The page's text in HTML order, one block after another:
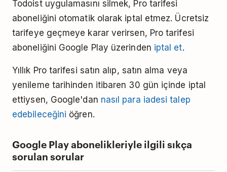
Todoist uygulamasını silmek, Pro tarifesi
aboneliğini otomatik olarak iptal etmez. Ücretsiz
tarifeye geçmeye karar verirsen, Pro tarifesi
aboneliğini Google Play üzerinden iptal et.
Yıllık Pro tarifesi satın alıp, satın alma veya
yenileme tarihinden itibaren 30 gün içinde iptal
ettiysen, Google'dan nasıl para iadesi talep
edebileceğini öğren.
Google Play abonelikleriyle ilgili sıkça
sorulan sorular